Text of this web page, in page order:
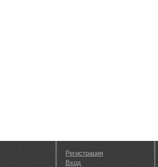
Регистрация
Вход